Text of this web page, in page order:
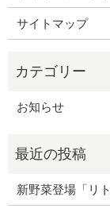
サイトマップ
お知らせ
新野菜登場「リ